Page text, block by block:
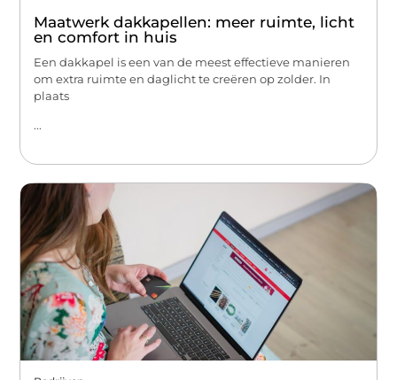
Maatwerk dakkapellen: meer ruimte, licht
en comfort in huis
Een dakkapel is een van de meest effectieve manieren
om extra ruimte en daglicht te creëren op zolder. In
plaats
...